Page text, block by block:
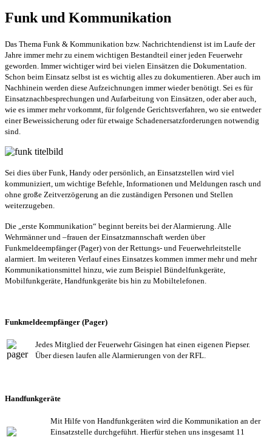
Funk und Kommunikation
Das Thema Funk & Kommunikation bzw. Nachrichtendienst ist im Laufe der
Jahre immer mehr zu einem wichtigen Bestandteil einer jeden Feuerwehr
geworden. Immer wichtiger wird bei vielen Einsätzen die Dokumentation.
Schon beim Einsatz selbst ist es wichtig alles zu dokumentieren. Aber auch im
Nachhinein werden diese Aufzeichnungen immer wieder benötigt. Sei es für
Einsatznachbesprechungen und Aufarbeitung von Einsätzen, oder aber auch,
wie es immer mehr vorkommt, für folgende Gerichtsverfahren, wo sie entweder
einer Beweissicherung oder für etwaige Schadenersatzforderungen notwendig
sind.
Sei dies über Funk, Handy oder persönlich, an Einsatzstellen wird viel
kommuniziert, um wichtige Befehle, Informationen und Meldungen rasch und
ohne große Zeitverzögerung an die zuständigen Personen und Stellen
weiterzugeben.
Die „erste Kommunikation“ beginnt bereits bei der Alarmierung. Alle
Wehrmänner und –frauen der Einsatzmannschaft werden über
Funkmeldeempfänger (Pager) von der Rettungs- und Feuerwehrleitstelle
alarmiert. Im weiteren Verlauf eines Einsatzes kommen immer mehr und mehr
Kommunikationsmittel hinzu, wie zum Beispiel Bündelfunkgeräte,
Mobilfunkgeräte, Handfunkgeräte bis hin zu Mobiltelefonen.
Funkmeldeempfänger (Pager)
Jedes Mitglied der Feuerwehr Gisingen hat einen eigenen Piepser.
Über diesen laufen alle Alarmierungen von der RFL.
Handfunkgeräte
Mit Hilfe von Handfunkgeräten wird die Kommunikation an der
Einsatzstelle durchgeführt. Hierfür stehen uns insgesamt 11